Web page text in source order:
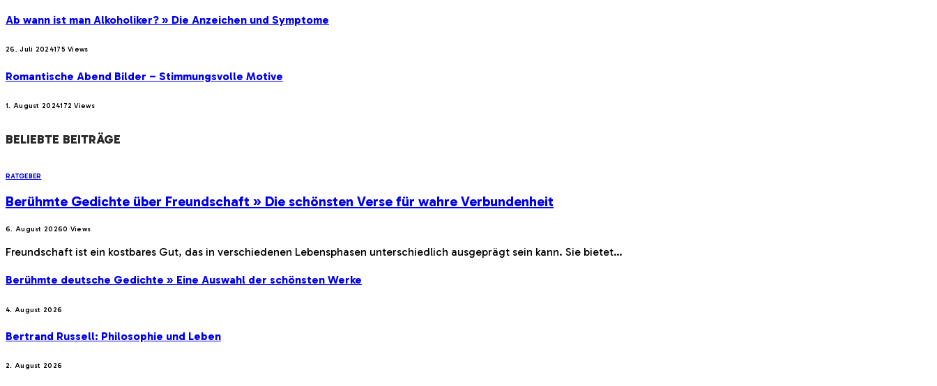
Ab wann ist man Alkoholiker? » Die Anzeichen und Symptome
26. Juli 2024175Views
Romantische Abend Bilder – Stimmungsvolle Motive
1. August 2024172Views
BELIEBTE BEITRÄGE
RATGEBER
Berühmte Gedichte über Freundschaft » Die schönsten Verse für wahre Verbundenheit
6. August 20260 Views
Freundschaft ist ein kostbares Gut, das in verschiedenen Lebensphasen unterschiedlich ausgeprägt sein kann. Sie bietet…
Berühmte deutsche Gedichte » Eine Auswahl der schönsten Werke
4. August 2026
Bertrand Russell: Philosophie und Leben
2. August 2026